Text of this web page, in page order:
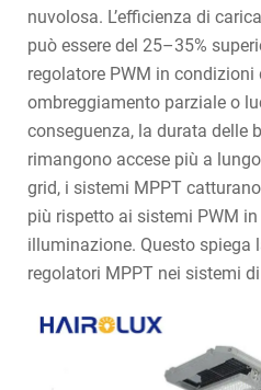
nuvolosa. L’efficienza di
può essere del 25–35%
regolatore PWM in
ombreggiamento parziale o
conseguenza, la durata delle
rimangono accese più a
grid, i sistemi MPPT
più rispetto ai sistemi PWM
illuminazione. Questo spiega
regolatori MPPT nei sistemi